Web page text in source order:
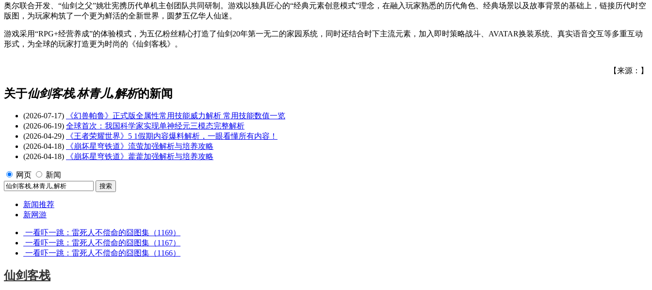
奥尔联合开发、“仙剑之父”姚壮宪携历代单机主创团队共同研制。游戏以独具匠心的“经典元素创意模式”理念，在融入玩家熟悉的历代角色、经典场景以及故事背景的基础上，链接历代时空
版图，为玩家构筑了一个更为鲜活的全新世界，圆梦五亿华人仙迷。
游戏采用“RPG+经营养成”的体验模式，为五亿粉丝精心打造了仙剑20年第一无二的家园系统，同时还结合时下主流元素，加入即时策略战斗、AVATAR换装系统、真实语音交互等多重互动
形式，为全球的玩家打造更为时尚的《仙剑客栈》。
【来源：】
关于仙剑客栈,林青儿,解析的新闻
(2026-07-17)
《幻兽帕鲁》正式版全属性常用技能威力解析 常用技能数值一览
(2026-06-19) 全球首次：我国科学家实现单神经元三模态完整解析
(2026-04-29)
《王者荣耀世界》5 1假期内容爆料解析，一眼看懂所有内容！
(2026-04-18)
《崩坏星穹铁道》流萤加强解析与培养攻略
(2026-04-18)
《崩坏星穹铁道》藿藿加强解析与培养攻略
网页 新闻
新闻推荐
新网游
一看吓一跳：雷死人不偿命的囧图集（1169）
一看吓一跳：雷死人不偿命的囧图集（1167）
一看吓一跳：雷死人不偿命的囧图集（1166）
仙剑客栈